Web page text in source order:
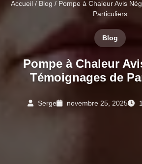
Accueil/ Blog / Pompe à Chaleur Avis
Particuliers
Blog
Pompe à Chaleur
Témoignages de
Serge novembre 25, 2025